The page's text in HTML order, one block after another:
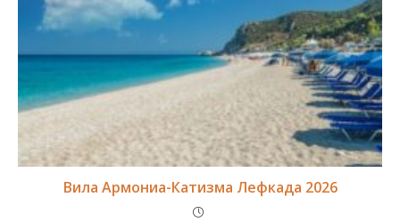
Вила Армониа-Катизма Лефкада 2026